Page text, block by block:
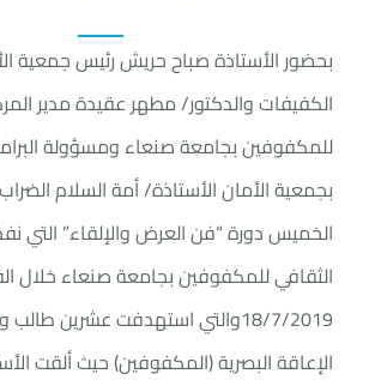
بحضور الأستاذة صباح حريش رئيس جمعية
الكفيفات والدكتور/ مطهر عقيدة مدير
للمكفوفين بجامعة صنعاء ومسؤولة
بجمعية الأمان الأستاذة/ أمة السلام
الخميس دورة “فن العرض والإلقاء” التي
18/7/2019والتي استهدفت عشرين
الإعاقة البصرية (المكفوفين) حيث ألقت